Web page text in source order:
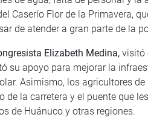
Caserío Flor de la Primavera,
de atender a gran parte de la
Elizabeth Medina, visitó
su apoyo para mejorar la
Asimismo, los agricultores
de la carretera y el puente que
de Huánuco y otras regiones.